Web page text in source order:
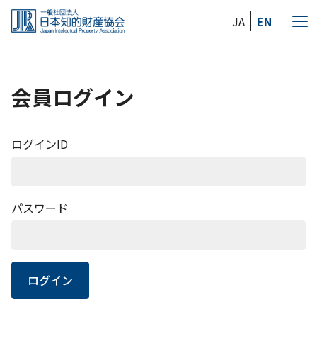
Skip
the
JA EN
メ
会員ログイン
ログインID
パスワード
ログイン